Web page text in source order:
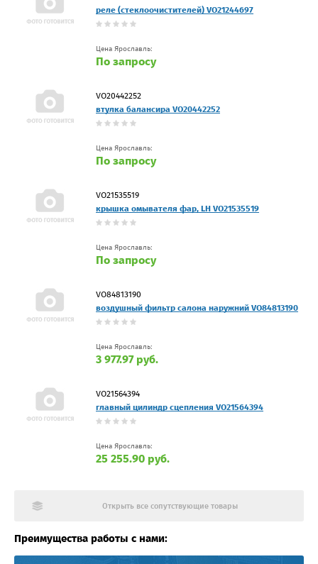
реле (стеклоочистителей) VO21244697
Цена Ярославль:
По запросу
VO20442252
втулка балансира VO20442252
Цена Ярославль:
По запросу
VO21535519
крышка омывателя фар, LH VO21535519
Цена Ярославль:
По запросу
VO84813190
воздушный фильтр салона наружний VO84813190
Цена Ярославль:
3 977.97 руб.
VO21564394
главный цилиндр сцепления VO21564394
Цена Ярославль:
25 255.90 руб.
Открыть все сопутствующие товары
Преимущества работы с нами: